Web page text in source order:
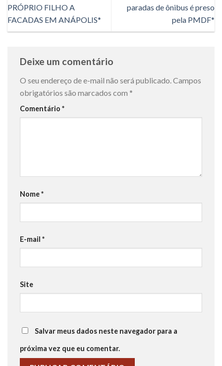
PRÓPRIO FILHO A
FACADAS EM ANÁPOLIS*
paradas de ônibus é preso
pela PMDF*
Deixe um comentário
O seu endereço de e-mail não será publicado. Campos
obrigatórios são marcados com *
Comentário *
Nome*
E-mail *
Site
Salvar meus dados neste navegador para a
próxima vez que eu comentar.